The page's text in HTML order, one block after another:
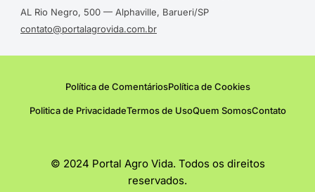
AL Rio Negro, 500 — Alphaville, Barueri/SP
contato@portalagrovida.com.br
Política de ComentáriosPolítica de Cookies
Politica de PrivacidadeTermos de UsoQuem SomosContato
© 2024 Portal Agro Vida. Todos os direitos
reservados.